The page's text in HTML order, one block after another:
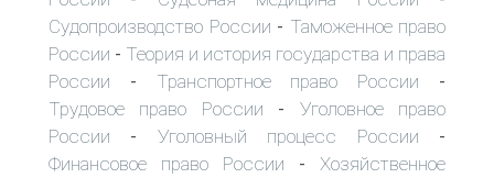
Судопроизводство России - Таможенное право
России - Теория и история государства и права
России - Транспортное право России -
Трудовое право России - Уголовное право
России - Уголовный процесс России -
Финансовое право России - Хозяйственное